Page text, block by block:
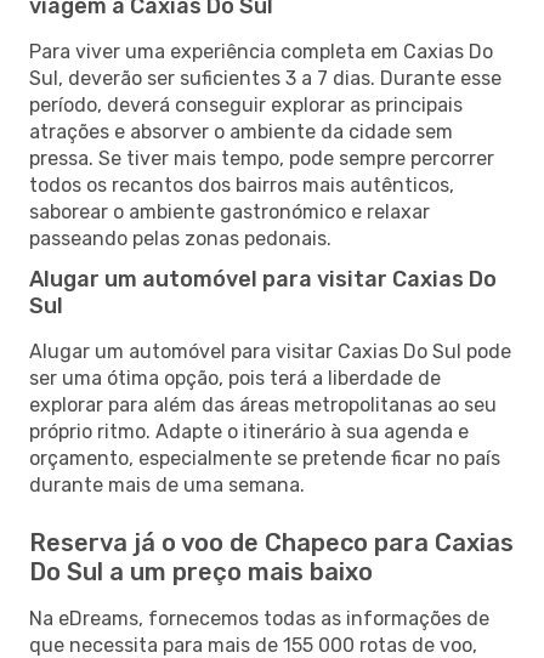
viagem a Caxias Do Sul
Para viver uma experiência completa em Caxias Do
Sul, deverão ser suficientes 3 a 7 dias. Durante esse
período, deverá conseguir explorar as principais
atrações e absorver o ambiente da cidade sem
pressa. Se tiver mais tempo, pode sempre percorrer
todos os recantos dos bairros mais autênticos,
saborear o ambiente gastronómico e relaxar
passeando pelas zonas pedonais.
Alugar um automóvel para visitar Caxias Do
Sul
Alugar um automóvel para visitar Caxias Do Sul pode
ser uma ótima opção, pois terá a liberdade de
explorar para além das áreas metropolitanas ao seu
próprio ritmo. Adapte o itinerário à sua agenda e
orçamento, especialmente se pretende ficar no país
durante mais de uma semana.
Reserva já o voo de Chapeco para Caxias
Do Sul a um preço mais baixo
Na eDreams, fornecemos todas as informações de
que necessita para mais de 155 000 rotas de voo,